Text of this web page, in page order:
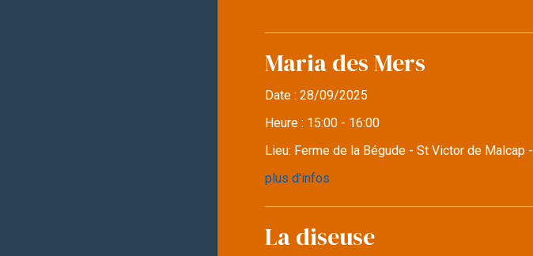
Maria des Mers
Date :28/09/2025
Heure : 15:00 - 16:00
Lieu: Ferme de la Bégude - St Victor de Malcap -
plus d'infos
La diseuse